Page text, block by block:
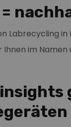
in
im